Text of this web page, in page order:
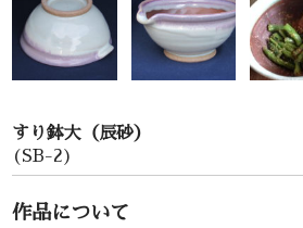
すり鉢大（辰砂）
(SB-2)
作品について